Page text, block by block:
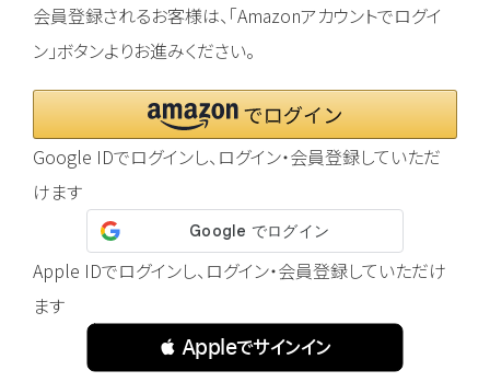
Apple IDでログインし、ログイン・会員登録していただけ
ます
 Appleでサインイン
Google IDでログインし、ログイン・会員登録していただ
けます
会員登録されるお客様は、「Amazonアカウントでログイ
ン」ボタンよりお進みください。